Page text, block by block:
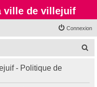
ville de villejuif
Connexion
h
- Politique de